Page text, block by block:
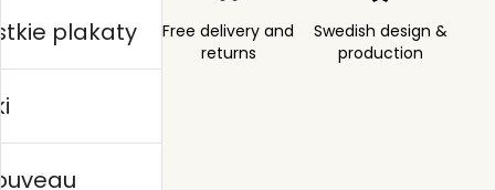
Order sent within
Free delivery and
returns
Swedish design &
production
plakaty